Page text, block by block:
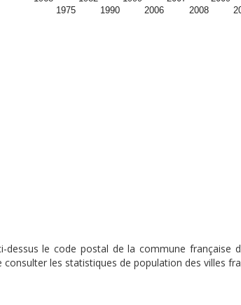
1975
1990
2006
2008
dessus le code postal de la commune
consulter les statistiques de population des villes